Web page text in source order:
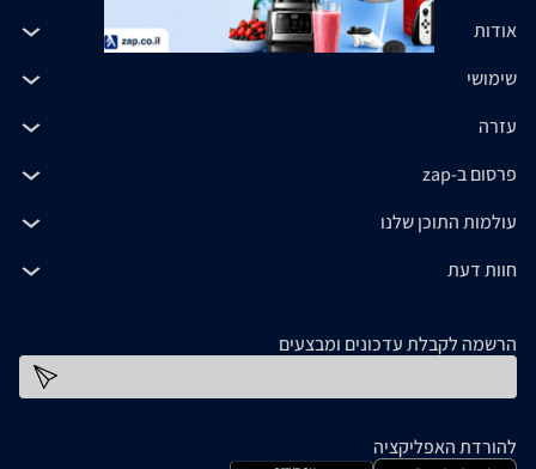
אודות
שימושי
עזרה
פרסום ב-zap
עולמות התוכן שלנו
חוות דעת
הרשמה לקבלת עדכונים ומבצעים
להורדת האפליקציה